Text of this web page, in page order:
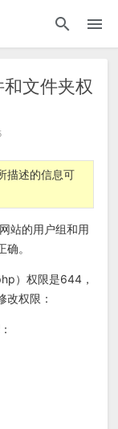
代码
文件夹权
描述的信息可
站的用户组和用
。
）权限是644，
改权限：